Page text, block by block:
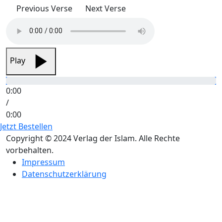
Previous Verse Next Verse
Play
0:00
/
0:00
Jetzt Bestellen
Copyright © 2024 Verlag der Islam. Alle Rechte
vorbehalten.
Impressum
Datenschutzerklärung